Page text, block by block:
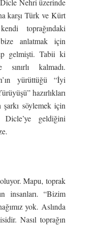
Nehri üzerinde
karşı Türk ve Kürt
toprağındaki
anlatmak için
gelmişti. Tabii ki
kalmadı.
yürüttüğü “İyi
hazırlıkları
şarkı söylemek için
geldiğini
Mapu, toprak
insanları. “Bizim
yok. Aslında
Nasıl toprağın